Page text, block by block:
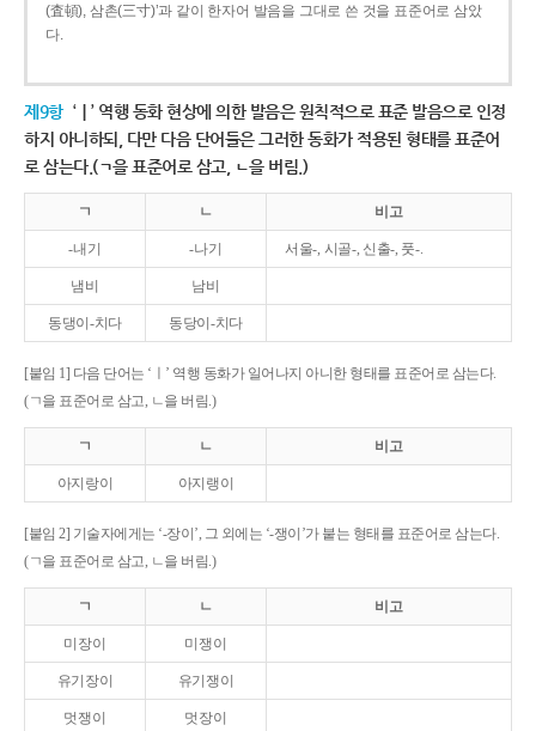
(査頓), 삼촌(三寸)’과 같이 한자어 발음을 그대로 쓴 것을 표준어로 삼았
다.
제9항 ‘ㅣ’ 역행 동화 현상에 의한 발음은 원칙적으로 표준 발음으로 인정
하지 아니하되, 다만 다음 단어들은 그러한 동화가 적용된 형태를 표준어
로 삼는다.(ㄱ을 표준어로 삼고, ㄴ을 버림.)
ㄱ ㄴ 비고
-내기 -나기 서울-, 시골-, 신출-, 풋-.
냄비 남비
동댕이-치다 동당이-치다
[붙임 1] 다음 단어는 ‘ㅣ’ 역행 동화가 일어나지 아니한 형태를 표준어로 삼는다.
(ㄱ을 표준어로 삼고, ㄴ을 버림.)
ㄱ ㄴ 비고
아지랑이 아지랭이
[붙임 2] 기술자에게는 ‘-장이’, 그 외에는 ‘-쟁이’가 붙는 형태를 표준어로 삼는다.
(ㄱ을 표준어로 삼고, ㄴ을 버림.)
ㄱ ㄴ 비고
미장이 미쟁이
유기장이 유기쟁이
멋쟁이 멋장이